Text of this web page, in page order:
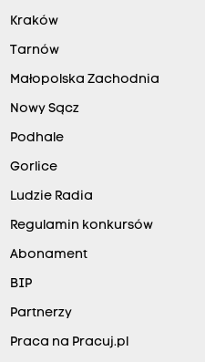
Kraków
Tarnów
Małopolska Zachodnia
Nowy Sącz
Podhale
Gorlice
Ludzie Radia
Regulamin konkursów
Abonament
BIP
Partnerzy
Praca na Pracuj.pl